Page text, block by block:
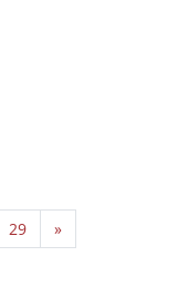
29 »